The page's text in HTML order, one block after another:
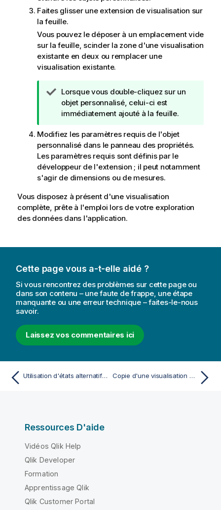
Faites glisser une extension de visualisation sur
la feuille.
Vous pouvez le déposer à un emplacement vide
sur la feuille, scinder la zone d'une visualisation
existante en deux ou remplacer une
visualisation existante.
N
o
t
C
o
n
s
e
l
Lorsque vous double-cliquez sur un
objet personnalisé, celui-ci est
immédiatement ajouté à la feuille.
Modifiez les paramètres requis de l'objet
personnalisé dans le panneau des propriétés.
Les paramètres requis sont définis par le
développeur de l'extension ; il peut notamment
s'agir de dimensions ou de mesures.
Vous disposez à présent d'une visualisation
complète, prête à l'emploi lors de votre exploration
des données dans l'application.
Cette page vous a-t-elle aidé ?
Si vous rencontrez des problèmes sur cette page ou
dans son contenu – une faute de frappe, une étape
manquante ou une erreur technique – faites-le-nous
savoir.
Laissez vos commentaires ici
Utilisation d'états alternatifs à des fins d'analyse comparative Copie d'une visualisation à partir d'une visualisation existante
Ressources D'aide
Vidéos Qlik Help
Qlik Developer
Formation
Apprentissage Qlik
Qlik Customer Portal